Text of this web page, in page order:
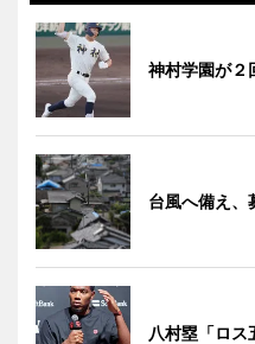
神村学園が
台風へ備え
八村塁「ロス